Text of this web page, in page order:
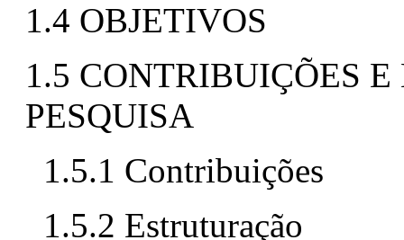
1.4 OBJETIVOS
1.5 CONTRIBUIÇÕES
PESQUISA
1.5.1 Contribuições
1.5.2 Estruturação